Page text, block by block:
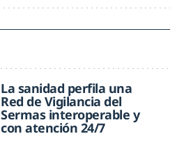
La sanidad perfila una
Red de Vigilancia del
Sermas interoperable y
con atención 24/7